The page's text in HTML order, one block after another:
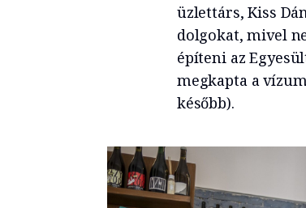
üzlettárs, Kiss
dolgokat, mivel
építeni az
megkapta a
később).